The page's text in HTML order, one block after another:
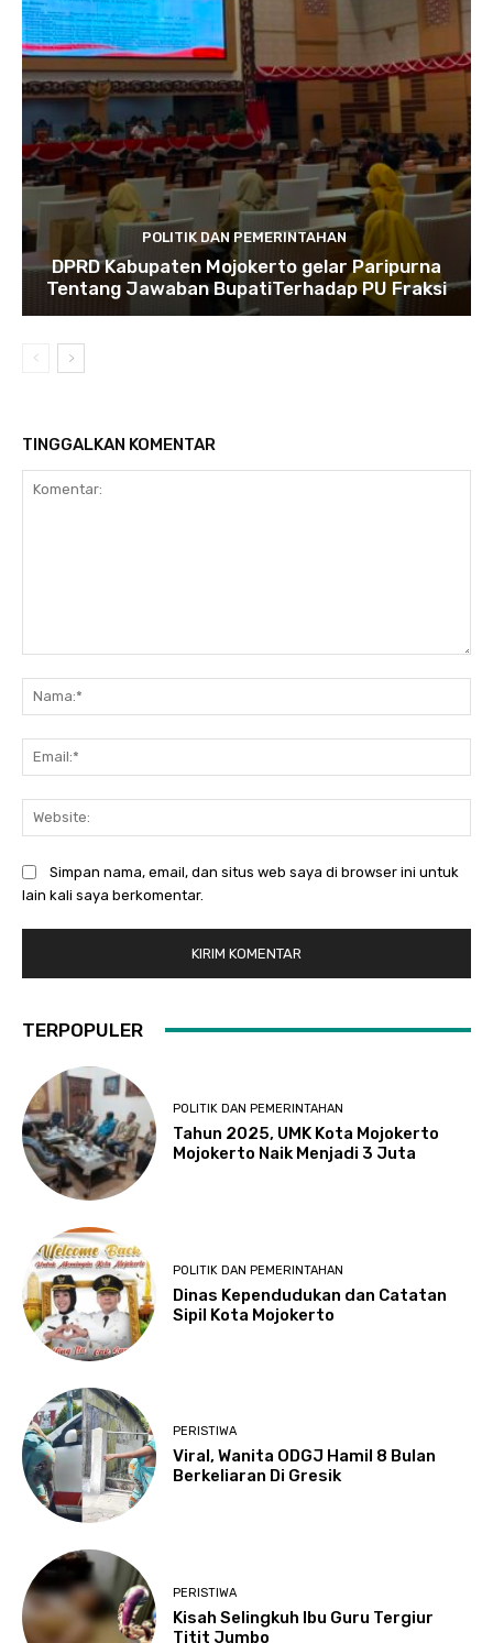
POLITIK DAN PEMERINTAHAN
DPRD Kabupaten Mojokerto gelar Paripurna
Tentang Jawaban BupatiTerhadap PU Fraksi
TINGGALKAN KOMENTAR
Simpan nama, email, dan situs web saya di browser ini untuk
lain kali saya berkomentar.
TERPOPULER
POLITIK DAN PEMERINTAHAN
Tahun 2025, UMK Kota Mojokerto
Mojokerto Naik Menjadi 3 Juta
POLITIK DAN PEMERINTAHAN
Dinas Kependudukan dan Catatan
Sipil Kota Mojokerto
PERISTIWA
Viral, Wanita ODGJ Hamil 8 Bulan
Berkeliaran Di Gresik
PERISTIWA
Kisah Selingkuh Ibu Guru Tergiur
Titit Jumbo